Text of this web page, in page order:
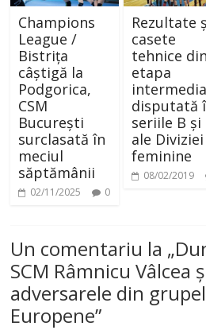
Champions
League /
Bistrița
câștigă la
Podgorica,
CSM
București
surclasată în
meciul
săptămânii
02/11/2025 0
Rezultate
casete
tehnice din
etapa
disputată
seriile B și
ale Diviziei
feminine
08/02/2019
Un comentariu la „
SCM Râmnicu Vâlcea
adversarele din
Europene”